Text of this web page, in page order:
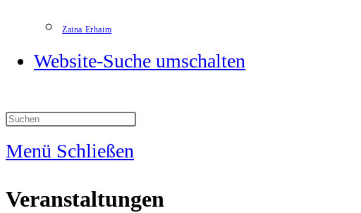
Zaina Erhaim
Website-Suche umschalten
Menü Schließen
Veranstaltungen